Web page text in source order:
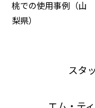
桃での使用事例（山
梨県）
スタ